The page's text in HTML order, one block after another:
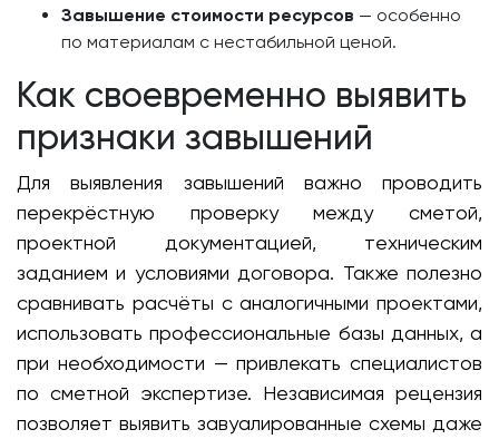
Завышение стоимости ресурсов — особенно
по материалам с нестабильной ценой.
Как своевременно выявить
признаки завышений
Для выявления завышений важно проводить
перекрёстную проверку между сметой,
проектной документацией, техническим
заданием и условиями договора. Также полезно
сравнивать расчёты с аналогичными проектами,
использовать профессиональные базы данных, а
при необходимости — привлекать специалистов
по сметной экспертизе. Независимая рецензия
позволяет выявить завуалированные схемы даже